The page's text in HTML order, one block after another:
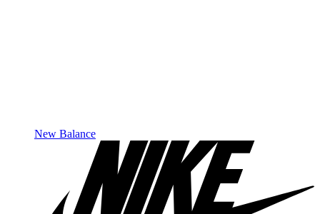
New Balance